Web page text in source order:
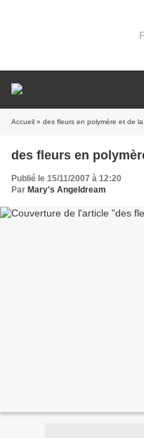
Accueil » des fleurs en polymère et de
des fleurs en
Publié le 15/11/2007 à 12:20
Par Mary's Angeldream